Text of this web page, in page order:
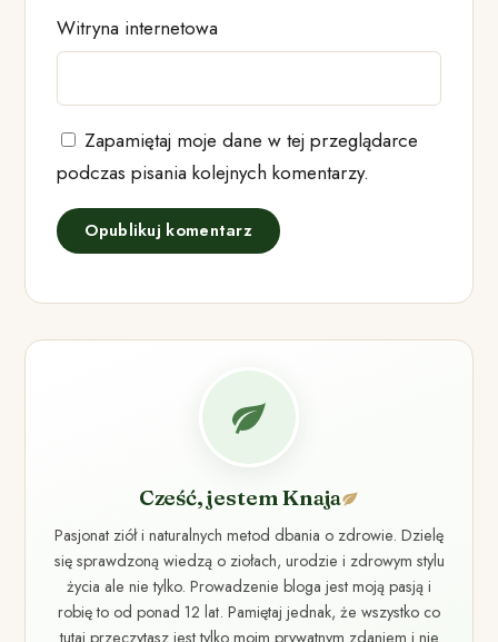
Witryna internetowa
Zapamiętaj moje dane w tej przeglądarce
podczas pisania kolejnych komentarzy.
Cześć, jestem Knaja
Pasjonat ziół i naturalnych metod dbania o zdrowie. Dzielę
się sprawdzoną wiedzą o ziołach, urodzie i zdrowym stylu
życia ale nie tylko. Prowadzenie bloga jest moją pasją i
robię to od ponad 12 lat. Pamiętaj jednak, że wszystko co
tutaj przeczytasz jest tylko moim prywatnym zdaniem i nie